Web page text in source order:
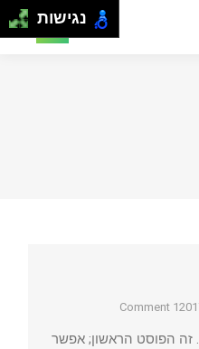
Search:
1 Comment
ברוכים הבאים אל Easy-WP. זה הפוסט הראשון; אפשר
נגישות